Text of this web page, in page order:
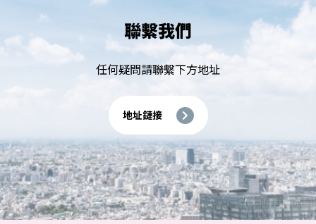
聯繫我們
任何疑問請聯繫下方地址
地址鏈接